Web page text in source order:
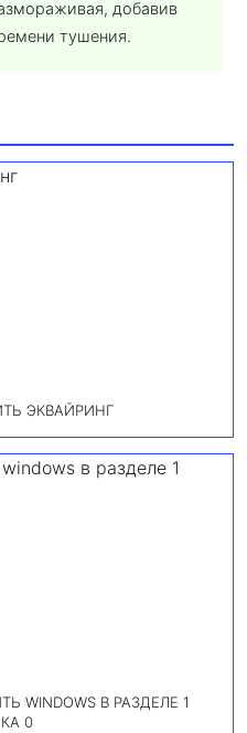
добавив
тушения.
ЭКВАЙРИНГ
В РАЗДЕЛЕ 1
0